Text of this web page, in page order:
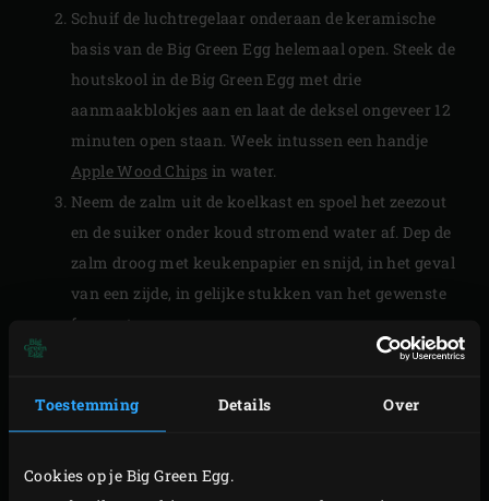
Toestemming Details Over
Cookies op je Big Green Egg.
Schuif de luchtregelaar onderaan de keramische
basis van de Big Green Egg helemaal open. Steek de
houtskool in de Big Green Egg met drie
aanmaakblokjes aan en laat de deksel ongeveer 12
minuten open staan. Week intussen een handje
Apple Wood Chips in water.
Neem de zalm uit de koelkast en spoel het zeezout
en de suiker onder koud stromend water af. Dep de
zalm droog met keukenpapier en snijd, in het geval
van een zijde, in gelijke stukken van het gewenste
formaat.
Strooi de geweekte Wood Chips op de gloeiende
in de EGG. Leg de zalmfilets op het rooster en sluit
ongeveer een halve cm en zet de openingen van de